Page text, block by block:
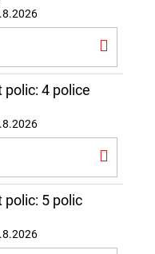
polic: 4 police
polic: 5 polic